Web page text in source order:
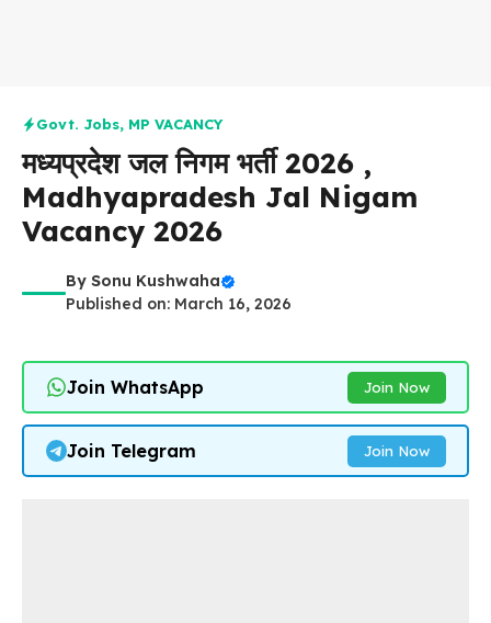
Govt. Jobs, MP VACANCY
मध्यप्रदेश जल निगम भर्ती 2026 ,
Madhyapradesh Jal Nigam
Vacancy 2026
By Sonu Kushwaha
Published on: March 16, 2026
Join WhatsApp Join Now
Join Telegram Join Now